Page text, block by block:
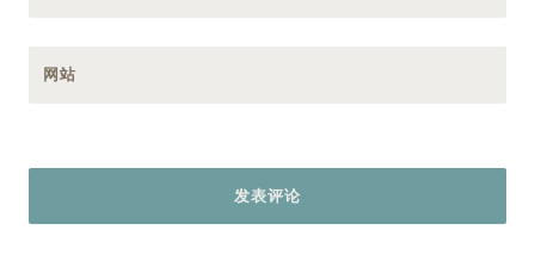
网站